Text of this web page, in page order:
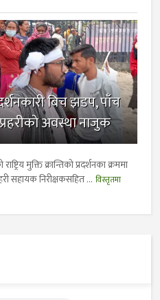
बिच झडप, पाँच
अवस्था नाजुक
मुक्ति क्रान्तिको प्रदर्शनका क्रममा
सहायक निरीक्षकसहित ... विस्तृतमा